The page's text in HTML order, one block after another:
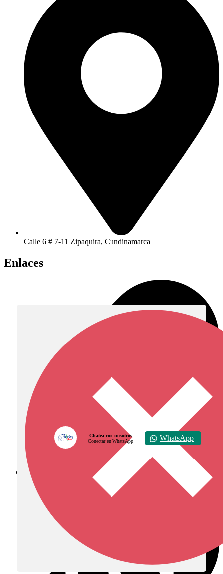
Calle 6 # 7-11 Zipaquira, Cundinamarca
Enlaces
Diócesis de Zipaquirá
Chatea con nosotros
Conectar en WhatsApp
WhatsApp